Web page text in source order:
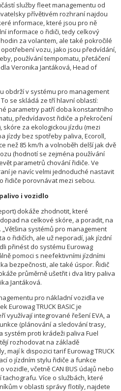
služby fleet managementu od
přívětivém rozhraní najdou
informace, které jsou pro ně
informace o řidiči, tedy celkový
za volantem, ale také pokročilé
vozu, jako jsou předvídání,
používání tempomatu, přetáčení
Veronika Jantáková, Head of
obdrží v systému pro management
se skládá ze tří hlavní oblastí:
parametry patří doba konstantního
předvídavost řidiče a překročení
za ekologickou jízdu (mezi
jízdy bez spotřeby paliva, Ecoroll,
než 85 km/h a volnoběh delší jak dvě
(hodnotí se zejména používání
parametrů chování řidiče. Ve
je navíc velmi jednoduché nastavit
řidiče porovnávat mezi sebou.
i vozidlo
dokáže zhodnotit, které
na celkové skóre, a poradit, na
systémů pro management
o řidičích, ale už neporadí, jak jízdní
přinést do systému Eurowag
pomoci s neefektivními jízdními
bezpečnosti, ale také úspor. Řidič
průměrně ušetřit i dva litry paliva
Jantáková.
pro nákladní vozidla ve
Eurowag TRUCK BASIC je
využívají integrované řešení EVA, a
(plánování a sledování trasy,
systém proti krádeži paliva Fuel
rozhodovat na základě
mají k dispozici tarif Eurowag TRUCK
o jízdním stylu řidiče a funkce
včetně CAN BUS údajů nebo
Více o službách, které
v oblasti správy flotily, najdete